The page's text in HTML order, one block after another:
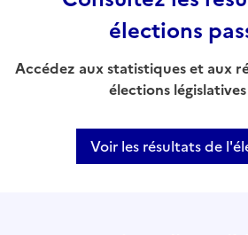
élections
Accédez aux statistiques et aux
élections
Voir les résultats de